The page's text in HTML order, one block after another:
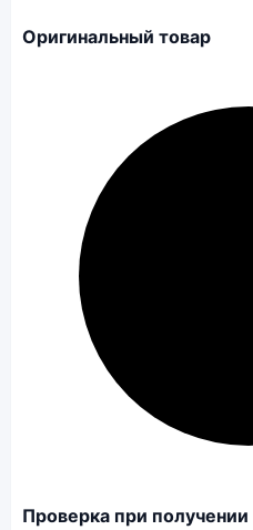
Оригинальный товар
Проверка при получении